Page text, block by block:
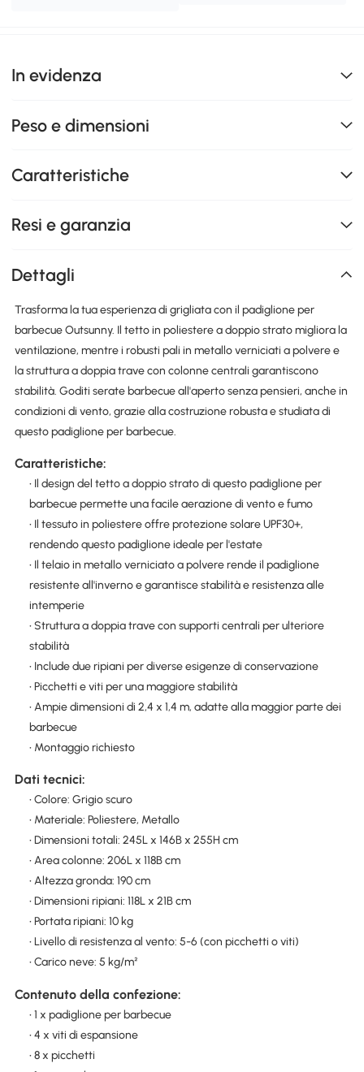
In evidenza
Peso e dimensioni
Caratteristiche
Resi e garanzia
Dettagli
Trasforma la tua esperienza di grigliata con il padiglione per
barbecue Outsunny. Il tetto in poliestere a doppio strato migliora la
ventilazione, mentre i robusti pali in metallo verniciati a polvere e
la struttura a doppia trave con colonne centrali garantiscono
stabilità. Goditi serate barbecue all'aperto senza pensieri, anche in
condizioni di vento, grazie alla costruzione robusta e studiata di
questo padiglione per barbecue.
Caratteristiche:
• Il design del tetto a doppio strato di questo padiglione per
barbecue permette una facile aerazione di vento e fumo
• Il tessuto in poliestere offre protezione solare UPF30+,
rendendo questo padiglione ideale per l'estate
• Il telaio in metallo verniciato a polvere rende il padiglione
resistente all'inverno e garantisce stabilità e resistenza alle
intemperie
• Struttura a doppia trave con supporti centrali per ulteriore
stabilità
• Include due ripiani per diverse esigenze di conservazione
• Picchetti e viti per una maggiore stabilità
• Ampie dimensioni di 2,4 x 1,4 m, adatte alla maggior parte dei
barbecue
• Montaggio richiesto
Dati tecnici:
• Colore: Grigio scuro
• Materiale: Poliestere, Metallo
• Dimensioni totali: 245L x 146B x 255H cm
• Area colonne: 206L x 118B cm
• Altezza gronda: 190 cm
• Dimensioni ripiani: 118L x 21B cm
• Portata ripiani: 10 kg
• Livello di resistenza al vento: 5-6 (con picchetti o viti)
• Carico neve: 5 kg/m²
Contenuto della confezione:
• 1 x padiglione per barbecue
• 4 x viti di espansione
• 8 x picchetti